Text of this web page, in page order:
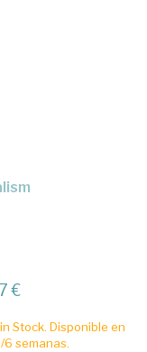
€
Stock. Disponible en
6 semanas.